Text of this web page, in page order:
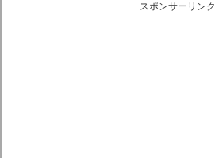
スポンサーリンク